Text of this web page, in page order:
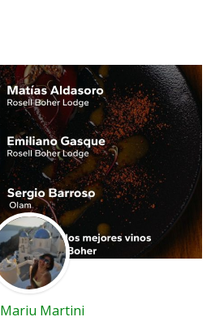
Mariu Martini